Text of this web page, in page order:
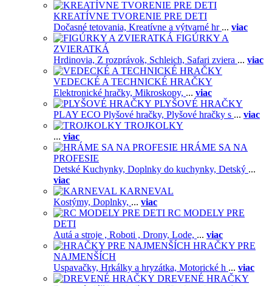
KREATÍVNE TVORENIE PRE DETI
Dočasné tetovania, Kreatívne a výtvarné hr ... viac
FIGÚRKY A
ZVIERATKÁ
Hrdinovia, Z rozprávok, Schleich, Safari zviera ... viac
VEDECKÉ A TECHNICKÉ HRAČKY
Elektronické hračky, Mikroskopy, ... viac
PLYŠOVÉ HRAČKY
PLAY ECO Plyšové hračky, Plyšové hračky s ... viac
TROJKOLKY
... viac
HRÁME SA NA
PROFESIE
Detské Kuchynky, Doplnky do kuchynky, Detský ...
viac
KARNEVAL
Kostýmy, Doplnky, ... viac
RC MODELY PRE
DETI
Autá a stroje , Roboti , Drony, Lode, ... viac
HRAČKY PRE
NAJMENŠÍCH
Uspavačky, Hrkálky a hryzátka, Motorické h ... viac
DREVENÉ HRAČKY